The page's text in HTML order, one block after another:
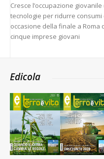
Cresce l’occupazione
tecnologie per ridurre consumi
occasione della finale a Roma
cinque imprese giovani
Edicola